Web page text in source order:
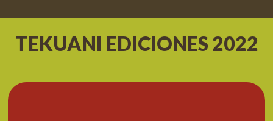
TEKUANI EDICIONES 2022